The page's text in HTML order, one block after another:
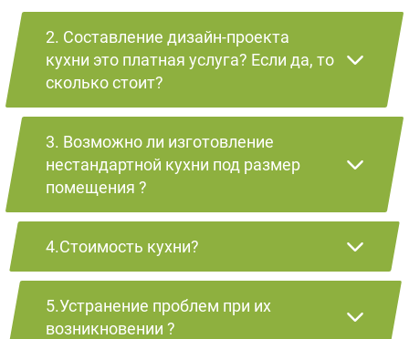
2. Составление дизайн-проекта
кухни это платная услуга? Если да, то
сколько стоит?
3. Возможно ли изготовление
нестандартной кухни под размер
помещения ?
4.Стоимость кухни?
5.Устранение проблем при их
возникновении ?